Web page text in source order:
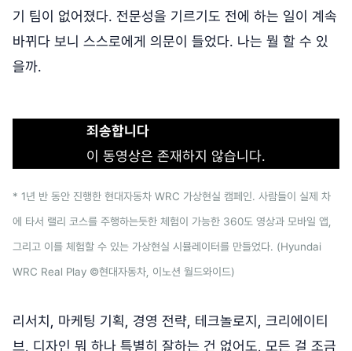
기 팀이 없어졌다. 전문성을 기르기도 전에 하는 일이 계속
바뀌다 보니 스스로에게 의문이 들었다. 나는 뭘 할 수 있
을까.
죄송합니다
이 동영상은 존재하지 않습니다.
* 1년 반 동안 진행한 현대자동차 WRC 가상현실 캠페인. 사람들이 실제 차
에 타서 랠리 코스를 주행하는듯한 체험이 가능한 360도 영상과 모바일 앱,
그리고 이를 체험할 수 있는 가상현실 시뮬레이터를 만들었다. (Hyundai
WRC Real Play ©현대자동차, 이노션 월드와이드)
리서치, 마케팅 기획, 경영 전략, 테크놀로지, 크리에이티
브, 디자인 뭐 하나 특별히 잘하는 건 없어도, 모든 걸 조금